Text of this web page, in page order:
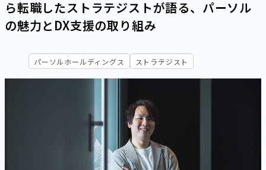
ら転職したストラテジストが語る、パーソル
の魅力とDX支援の取り組み
パーソルホールディングス ストラテジスト